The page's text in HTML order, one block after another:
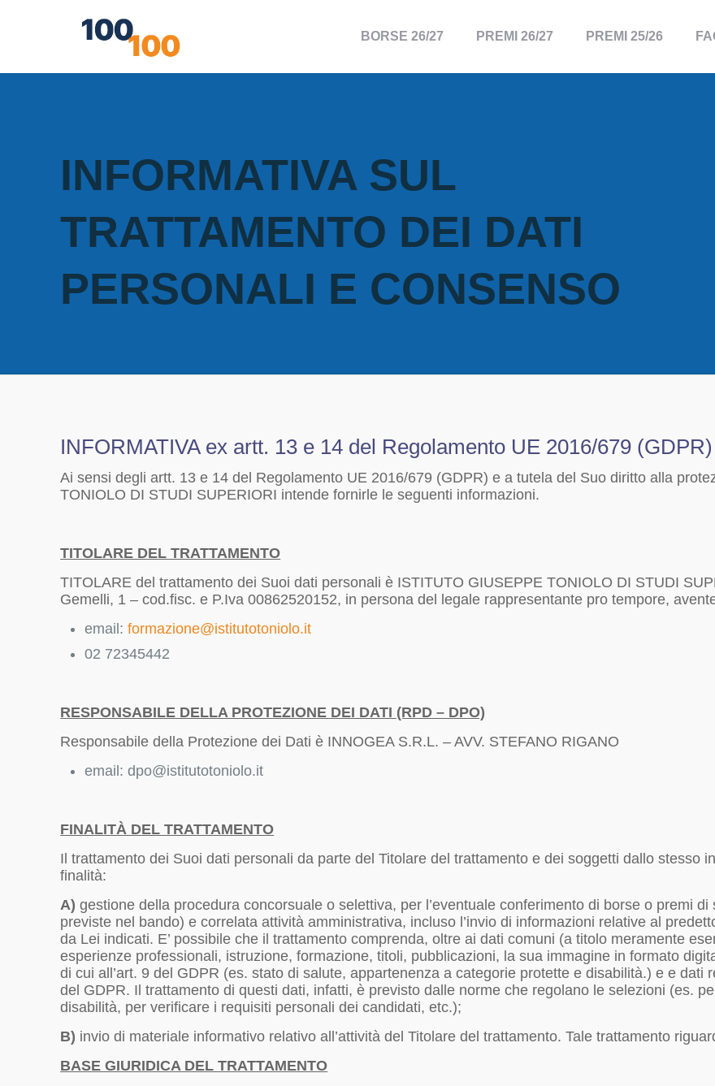
BORSE 26/27 PREMI 26/27 PREMI 25/26
INFORMATIVA SUL
TRATTAMENTO DEI DATI
PERSONALI E CONSENSO
INFORMATIVA ex artt. 13 e 14 del Regolamento UE 2016/679 (GDPR)
Ai sensi degli artt. 13 e 14 del Regolamento UE 2016/679 (GDPR) e a tutela del Suo diritto alla
TONIOLO DI STUDI SUPERIORI intende fornirle le seguenti informazioni.
TITOLARE DEL TRATTAMENTO
TITOLARE del trattamento dei Suoi dati personali è ISTITUTO GIUSEPPE TONIOLO DI STUDI
Gemelli, 1 – cod.fisc. e P.Iva 00862520152, in persona del legale rappresentante pro tempore,
email:formazione@istitutotoniolo.it
02 72345442
RESPONSABILE DELLA PROTEZIONE DEI DATI (RPD – DPO)
Responsabile della Protezione dei Dati è INNOGEA S.R.L. – AVV. STEFANO RIGANO
email: dpo@istitutotoniolo.it
FINALITÀ DEL TRATTAMENTO
Il trattamento dei Suoi dati personali da parte del Titolare del trattamento e dei soggetti dallo stesso
finalità:
A) gestione della procedura concorsuale o selettiva, per l’eventuale conferimento di borse o premi
previste nel bando) e correlata attività amministrativa, incluso l’invio di informazioni relative al
da Lei indicati. E’ possibile che il trattamento comprenda, oltre ai dati comuni (a titolo meramente
esperienze professionali, istruzione, formazione, titoli, pubblicazioni, la sua immagine in formato
di cui all’art. 9 del GDPR (es. stato di salute, appartenenza a categorie protette e disabilità.) e e dati
del GDPR. Il trattamento di questi dati, infatti, è previsto dalle norme che regolano le selezioni (es.
disabilità, per verificare i requisiti personali dei candidati, etc.);
B) invio di materiale informativo relativo all’attività del Titolare del trattamento. Tale trattamento
BASE GIURIDICA DEL TRATTAMENTO